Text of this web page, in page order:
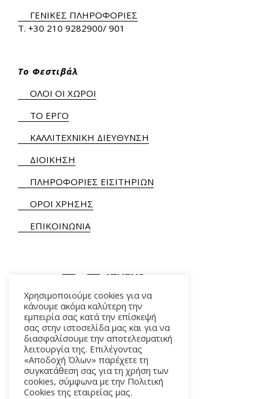
ΓΕΝΙΚΕΣ ΠΛΗΡΟΦΟΡΙΕΣ
Τ. +30 210 9282900/ 901
Το Φεστιβάλ
ΟΛΟΙ ΟΙ ΧΩΡΟΙ
ΤΟ ΕΡΓΟ
ΚΑΛΛΙΤΕΧΝΙΚΗ ΔΙΕΥΘΥΝΣΗ
ΔΙΟΙΚΗΣΗ
ΠΛΗΡΟΦΟΡΙΕΣ ΕΙΣΙΤΗΡΙΩΝ
ΟΡΟΙ ΧΡΗΣΗΣ
ΕΠΙΚΟΙΝΩΝΙΑ
ΑΛΚΜΗΝΗΣ 5 – 118 54 ΑΘΗΝΑ
Χρησιμοποιούμε cookies για να
κάνουμε ακόμα καλύτερη την
εμπειρία σας κατά την επίσκεψή
σας στην ιστοσελίδα μας και για να
διασφαλίσουμε την αποτελεσματική
λειτουργία της. Επιλέγοντας
«Αποδοχή Όλων» παρέχετε τη
συγκατάθεση σας για τη χρήση των
cookies, σύμφωνα με την Πολιτική
Cookies της εταιρείας μας.